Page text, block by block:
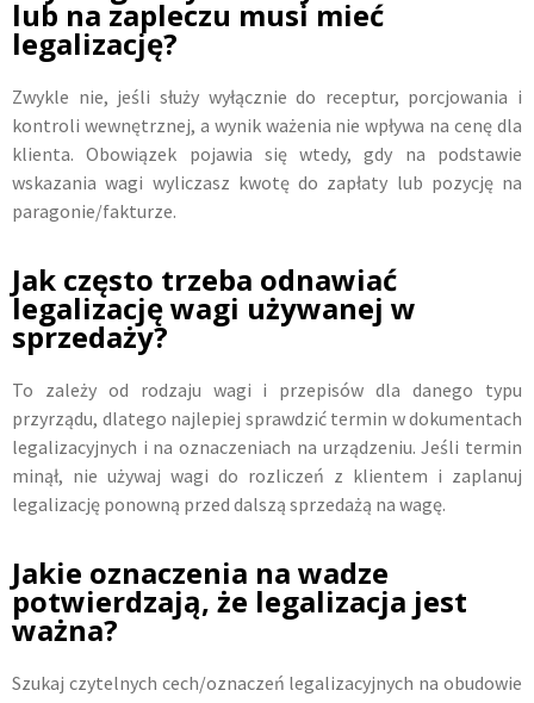
lub na zapleczu musi mieć
legalizację?
Zwykle nie, jeśli służy wyłącznie do receptur, porcjowania i
kontroli wewnętrznej, a wynik ważenia nie wpływa na cenę dla
klienta. Obowiązek pojawia się wtedy, gdy na podstawie
wskazania wagi wyliczasz kwotę do zapłaty lub pozycję na
paragonie/fakturze.
Jak często trzeba odnawiać
legalizację wagi używanej w
sprzedaży?
To zależy od rodzaju wagi i przepisów dla danego typu
przyrządu, dlatego najlepiej sprawdzić termin w dokumentach
legalizacyjnych i na oznaczeniach na urządzeniu. Jeśli termin
minął, nie używaj wagi do rozliczeń z klientem i zaplanuj
legalizację ponowną przed dalszą sprzedażą na wagę.
Jakie oznaczenia na wadze
potwierdzają, że legalizacja jest
ważna?
Szukaj czytelnych cech/oznaczeń legalizacyjnych na obudowie